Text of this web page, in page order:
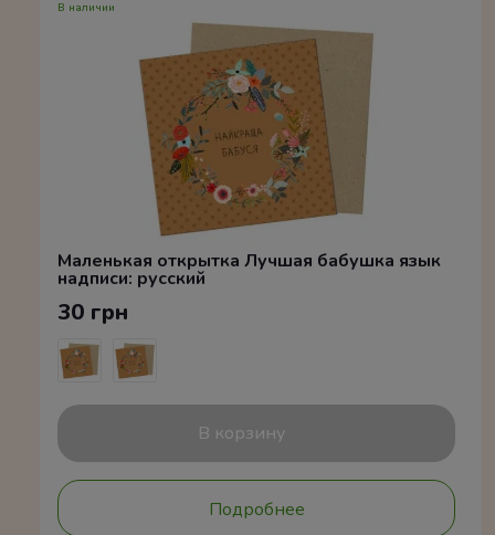
В наличии
Маленькая открытка Лучшая бабушка язык
надписи: русский
30 грн
В корзину
Подробнее